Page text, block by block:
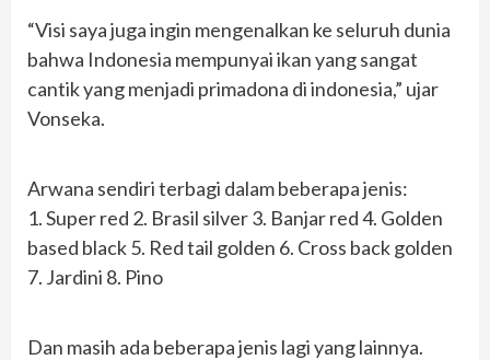
“Visi saya juga ingin mengenalkan ke seluruh dunia
bahwa Indonesia mempunyai ikan yang sangat
cantik yang menjadi primadona di indonesia,” ujar
Vonseka.
Arwana sendiri terbagi dalam beberapa jenis:
1. Super red 2. Brasil silver 3. Banjar red 4. Golden
based black 5. Red tail golden 6. Cross back golden
7. Jardini 8. Pino
Dan masih ada beberapa jenis lagi yang lainnya.